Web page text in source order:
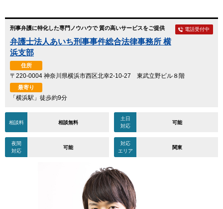
刑事弁護に特化した専門ノウハウで 質の高いサービスをご提供
弁護士法人あいち刑事事件総合法律事務所 横
浜支部
住所
〒220-0004 神奈川県横浜市西区北幸2-10-27 東武立野ビル８階
最寄り
「横浜駅」徒歩約9分
電話受付中
相談料 相談無料
土日
対応
可能
夜間
対応
可能
対応
エリア
関東